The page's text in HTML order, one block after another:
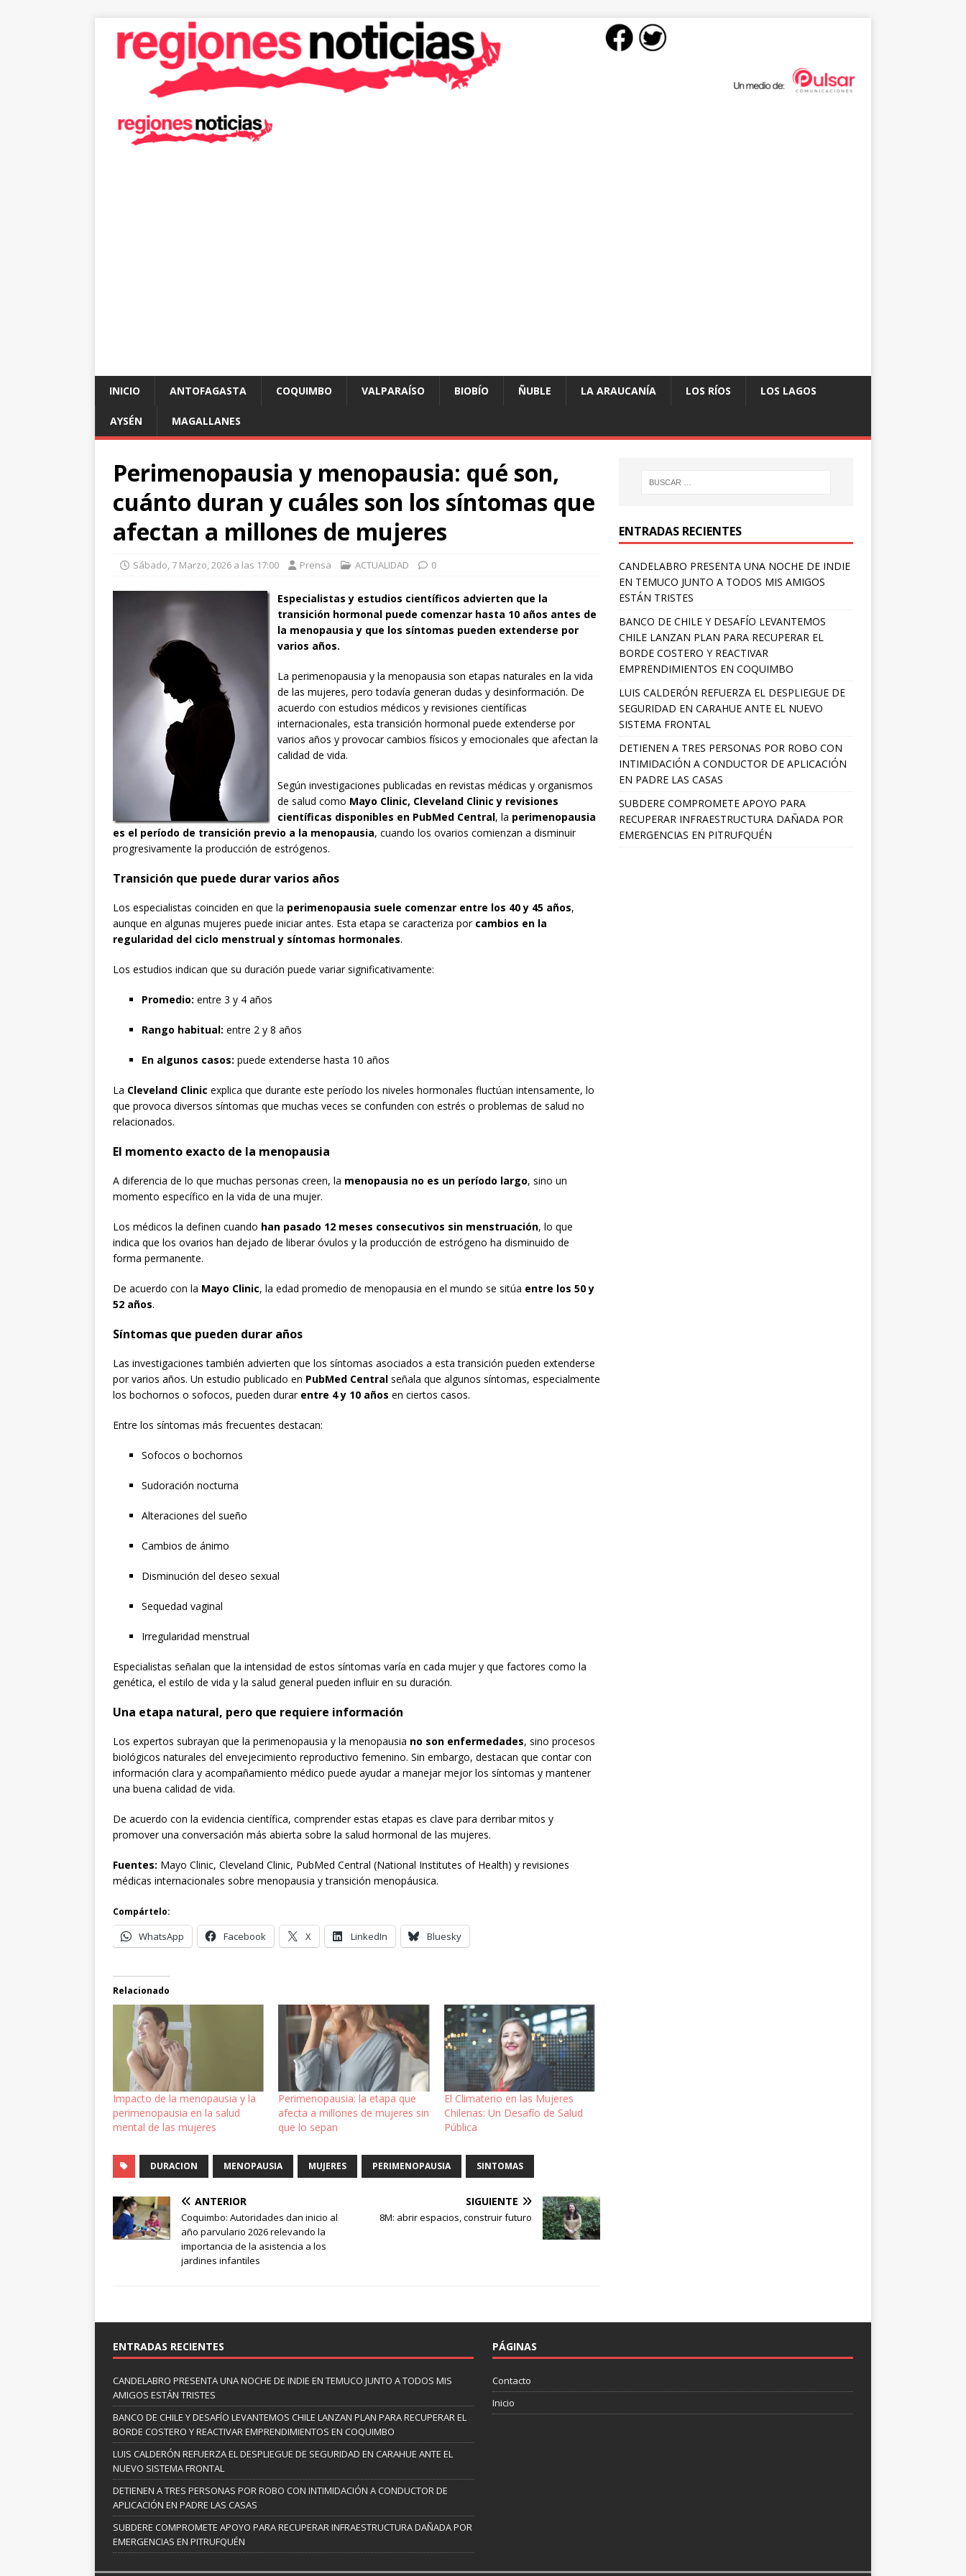
INICIO ANTOFAGASTA COQUIMBO VALPARAÍSO BIOBÍO ÑUBLE LA ARAUCANÍA LOS RÍOS LOS LAGOS
AYSÉN MAGALLANES
Perimenopausia y menopausia: qué son,
cuánto duran y cuáles son los síntomas que
afectan a millones de mujeres
Sábado, 7 Marzo, 2026 a las 17:00 Prensa ACTUALIDAD 0
Especialistas y estudios científicos advierten que la
transición hormonal puede comenzar hasta 10 años antes de
la menopausia y que los síntomas pueden extenderse por
varios años.
La perimenopausia y la menopausia son etapas naturales en la vida
de las mujeres, pero todavía generan dudas y desinformación. De
acuerdo con estudios médicos y revisiones científicas
internacionales, esta transición hormonal puede extenderse por
varios años y provocar cambios físicos y emocionales que afectan la
calidad de vida.
Según investigaciones publicadas en revistas médicas y organismos
de salud como Mayo Clinic, Cleveland Clinic y revisiones
científicas disponibles en PubMed Central, la perimenopausia
es el período de transición previo a la menopausia, cuando los ovarios comienzan a disminuir
progresivamente la producción de estrógenos.
Transición que puede durar varios años
Los especialistas coinciden en que la perimenopausia suele comenzar entre los 40 y 45 años,
aunque en algunas mujeres puede iniciar antes. Esta etapa se caracteriza por cambios en la
regularidad del ciclo menstrual y síntomas hormonales.
Los estudios indican que su duración puede variar significativamente:
Promedio: entre 3 y 4 años
Rango habitual: entre 2 y 8 años
En algunos casos: puede extenderse hasta 10 años
La Cleveland Clinic explica que durante este período los niveles hormonales fluctúan intensamente, lo
que provoca diversos síntomas que muchas veces se confunden con estrés o problemas de salud no
relacionados.
El momento exacto de la menopausia
A diferencia de lo que muchas personas creen, la menopausia no es un período largo, sino un
momento específico en la vida de una mujer.
Los médicos la definen cuando han pasado 12 meses consecutivos sin menstruación, lo que
indica que los ovarios han dejado de liberar óvulos y la producción de estrógeno ha disminuido de
forma permanente.
De acuerdo con la Mayo Clinic, la edad promedio de menopausia en el mundo se sitúa entre los 50 y
52 años.
Síntomas que pueden durar años
Las investigaciones también advierten que los síntomas asociados a esta transición pueden extenderse
por varios años. Un estudio publicado en PubMed Central señala que algunos síntomas, especialmente
los bochornos o sofocos, pueden durar entre 4 y 10 años en ciertos casos.
Entre los síntomas más frecuentes destacan:
Sofocos o bochornos
Sudoración nocturna
Alteraciones del sueño
Cambios de ánimo
Disminución del deseo sexual
Sequedad vaginal
Irregularidad menstrual
Especialistas señalan que la intensidad de estos síntomas varía en cada mujer y que factores como la
genética, el estilo de vida y la salud general pueden influir en su duración.
Una etapa natural, pero que requiere información
Los expertos subrayan que la perimenopausia y la menopausia no son enfermedades, sino procesos
biológicos naturales del envejecimiento reproductivo femenino. Sin embargo, destacan que contar con
información clara y acompañamiento médico puede ayudar a manejar mejor los síntomas y mantener
una buena calidad de vida.
De acuerdo con la evidencia científica, comprender estas etapas es clave para derribar mitos y
promover una conversación más abierta sobre la salud hormonal de las mujeres.
Fuentes: Mayo Clinic, Cleveland Clinic, PubMed Central (National Institutes of Health) y revisiones
médicas internacionales sobre menopausia y transición menopáusica.
Compártelo:
WhatsApp Facebook X LinkedIn Bluesky
Relacionado
Impacto de la menopausia y la
perimenopausia en la salud
mental de las mujeres
Perimenopausia: la etapa que
afecta a millones de mujeres sin
que lo sepan
El Climaterio en las Mujeres
Chilenas: Un Desafío de Salud
Pública
DURACION MENOPAUSIA MUJERES PERIMENOPAUSIA SINTOMAS
ANTERIOR
Coquimbo: Autoridades dan inicio al
año parvulario 2026 relevando la
importancia de la asistencia a los
jardines infantiles
SIGUIENTE
8M: abrir espacios, construir futuro
ENTRADAS RECIENTES
CANDELABRO PRESENTA UNA NOCHE DE INDIE
EN TEMUCO JUNTO A TODOS MIS AMIGOS
ESTÁN TRISTES
BANCO DE CHILE Y DESAFÍO LEVANTEMOS
CHILE LANZAN PLAN PARA RECUPERAR EL
BORDE COSTERO Y REACTIVAR
EMPRENDIMIENTOS EN COQUIMBO
LUIS CALDERÓN REFUERZA EL DESPLIEGUE DE
SEGURIDAD EN CARAHUE ANTE EL NUEVO
SISTEMA FRONTAL
DETIENEN A TRES PERSONAS POR ROBO CON
INTIMIDACIÓN A CONDUCTOR DE APLICACIÓN
EN PADRE LAS CASAS
SUBDERE COMPROMETE APOYO PARA
RECUPERAR INFRAESTRUCTURA DAÑADA POR
EMERGENCIAS EN PITRUFQUÉN
ENTRADAS RECIENTES
CANDELABRO PRESENTA UNA NOCHE DE INDIE EN TEMUCO JUNTO A TODOS MIS
AMIGOS ESTÁN TRISTES
BANCO DE CHILE Y DESAFÍO LEVANTEMOS CHILE LANZAN PLAN PARA RECUPERAR EL
BORDE COSTERO Y REACTIVAR EMPRENDIMIENTOS EN COQUIMBO
LUIS CALDERÓN REFUERZA EL DESPLIEGUE DE SEGURIDAD EN CARAHUE ANTE EL
NUEVO SISTEMA FRONTAL
DETIENEN A TRES PERSONAS POR ROBO CON INTIMIDACIÓN A CONDUCTOR DE
APLICACIÓN EN PADRE LAS CASAS
SUBDERE COMPROMETE APOYO PARA RECUPERAR INFRAESTRUCTURA DAÑADA POR
EMERGENCIAS EN PITRUFQUÉN
PÁGINAS
Contacto
Inicio